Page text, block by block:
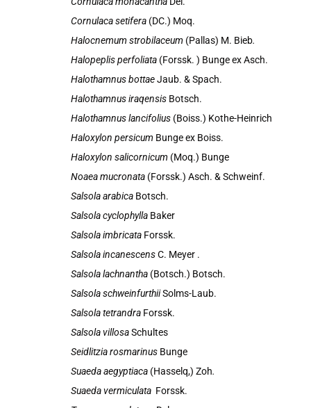
Cornulaca setifera (DC.) Moq.
Halocnemum strobilaceum (Pallas) M. Bieb.
Halopeplis perfoliata (Forssk. ) Bunge ex Asch.
Halothamnus bottaeJaub. & Spach.
Halothamnus iraqensis Botsch.
Halothamnus lancifolius (Boiss.) Kothe-Heinrich
Haloxylon persicum Bunge ex Boiss.
Haloxylon salicornicum (Moq.) Bunge
Noaea mucronata (Forssk.) Asch. & Schweinf.
Salsola arabica Botsch.
Salsola cyclophylla Baker
Salsola imbricata Forssk.
Salsola incanescensC. Meyer .
Salsola lachnantha (Botsch.) Botsch.
Salsola schweinfurthiiSolms-Laub.
Salsola tetrandra Forssk.
Salsola villosaSchultes
Seidlitzia rosmarinus Bunge
Suaeda aegyptiaca (Hasselq,) Zoh.
Suaeda vermiculata Forssk.